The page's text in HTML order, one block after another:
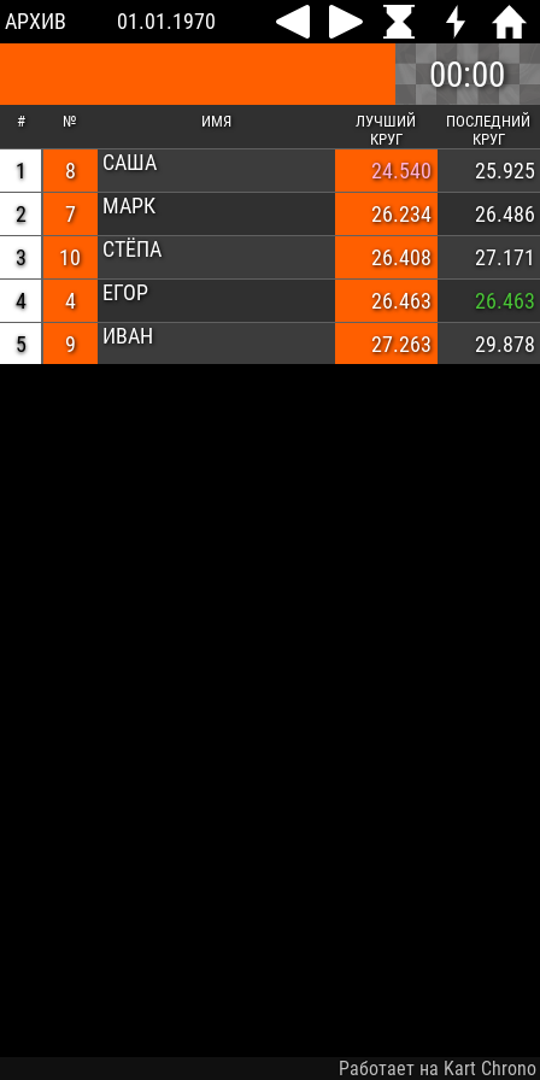
АРХИВ 01.01.1970
00:00
# № ИМЯ
ЛУЧШИЙ
КРУГ
ПОСЛЕДНИЙ
КРУГ
1 8 САША 24.540
25.925
2
7 МАРК 26.234
26.486
3
10 СТЁПА 26.408
27.171
4
4 ЕГОР 26.463
26.463
5
9 ИВАН 27.263 29.878
Работает на Kart Chrono